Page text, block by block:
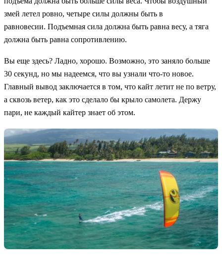
змей летел ровно, четыре силы должны быть в
равновесии. Подъемная сила должна быть равна весу, а тяга
должна быть равна сопротивлению.
Вы еще здесь? Ладно, хорошо. Возможно, это заняло больше
30 секунд, но мы надеемся, что вы узнали что-то новое.
Главный вывод заключается в том, что кайт летит не по ветру,
а сквозь ветер, как это сделало бы крыло самолета. Держу
пари, не каждый кайтер знает об этом.